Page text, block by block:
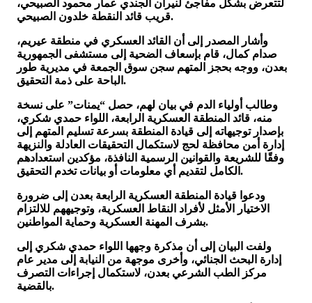
لتتعرض بشكل مفاجئ لنيران الجندي عمار محمود الصبيحي،
قريب قائد النقطة خلدون الصبيحي.
وأشار المصدر إلى أن القائد العسكري في منطقة عيريم،
صدام كمال، قام بإسعاف الضحية إلى مستشفى الجمهورية
بعدن، ووجه بحجز المتهم سجن سوق الجمعة في مديرية طور
الباحة على ذمة التحقيق.
وطالب أولياء الدم في بيان لهم، حصل “يمنات” على نسخة
منه، قائد المنطقة العسكرية الرابعة، اللواء حمدي شكري،
بإصدار توجيهاته إلى قيادة المنطقة بسرعة تسليم المتهم إلى
إدارة أمن محافظة لحج لاستكمال التحقيقات العادلة والنزيهة
وفقًا للشريعة والقوانين الرسمية النافذة، مؤكدين استعدادهم
الكامل لتقديم أي معلومات أو بيانات تخدم التحقيق.
ودعوا قيادة المنطقة العسكرية الرابعة بعدن إلى ضرورة
الاختيار الأمثل لأفراد النقاط العسكرية، وتوجيههم للالتزام
بشرف المهنة العسكرية وحماية المواطنين.
ولفت البيان إلى أن مذكرة وجهها اللواء حمدي شكري إلى
إدارة البحث الجنائي، وأخرى موجهة من النيابة إلى مدير عام
مركز الطب الشرعي بعدن، لاستكمال إجراءات التصرف
بالقضية.